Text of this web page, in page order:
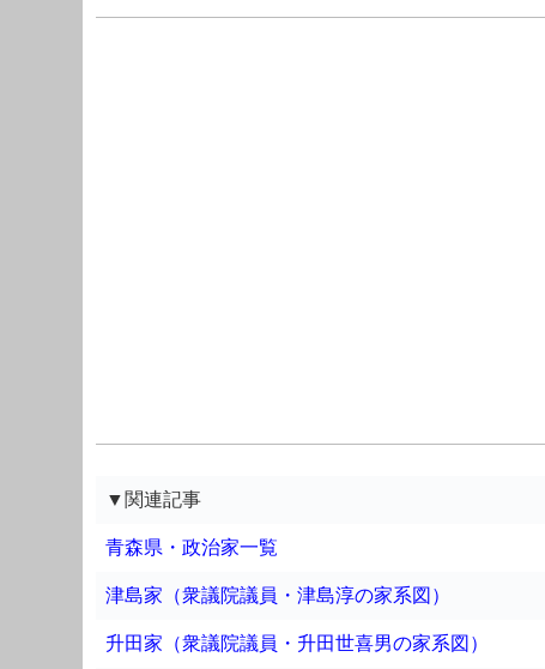
▼関連記事
青森県・政治家一覧
津島家（衆議院議員・津島淳の家系図）
升田家（衆議院議員・升田世喜男の家系図）